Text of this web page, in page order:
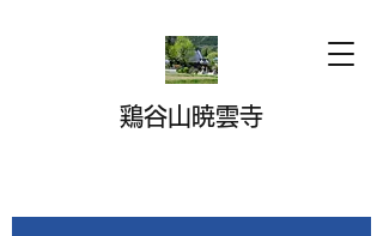
鶏谷山暁雲寺